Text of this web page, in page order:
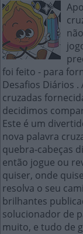
foi feito - para
Desafios Diários .
cruzadas
decidimos
Este é um
nova palavra
quebra-cabeças
então jogue ou
quiser, onde
resolva o seu
brilhantes
solucionador de
muito, e tudo de